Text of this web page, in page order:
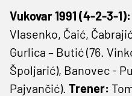
Vukovar 1991 (4-2-3-1):
Vlasenko, Čaić,
Gurlica – Butić (76.
Špoljarić), Banovec -
Pajvančić). Trener: